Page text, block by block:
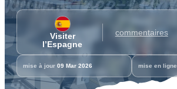
Visiter
l’Espagne
commentaires
mise à jour 09 Mar 2026 mise en ligne